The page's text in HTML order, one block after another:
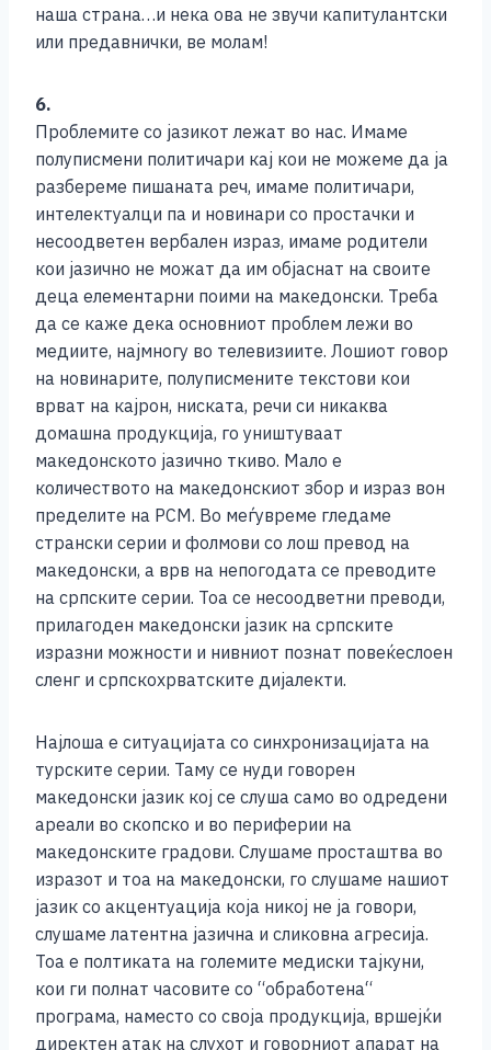
наша страна…и нека ова не звучи капитулантски
или предавнички, ве молам!
6.
Проблемите со јазикот лежат во нас. Имаме
полуписмени политичари кај кои не можеме да ја
разбереме пишаната реч, имаме политичари,
интелектуалци па и новинари со простачки и
несоодветен вербален израз, имаме родители
кои јазично не можат да им објаснат на своите
деца елементарни поими на македонски. Треба
да се каже дека основниот проблем лежи во
медиите, најмногу во телевизиите. Лошиот говор
на новинарите, полуписмените текстови кои
врват на кајрон, ниската, речи си никаква
домашна продукција, го уништуваат
македонското јазично ткиво. Мало е
количеството на македонскиот збор и израз вон
пределите на РСМ. Во меѓувреме гледаме
странски серии и фолмови со лош превод на
македонски, а врв на непогодата се преводите
на српските серии. Тоа се несоодветни преводи,
прилагоден македонски јазик на српските
изразни можности и нивниот познат повеќеслоен
сленг и српскохрватските дијалекти.
Најлоша е ситуацијата со синхронизацијата на
турските серии. Таму се нуди говорен
македонски јазик кој се слуша само во одредени
ареали во скопско и во периферии на
македонските градови. Слушаме просташтва во
изразот и тоа на македонски, го слушаме нашиот
јазик со акцентуација која никој не ја говори,
слушаме латентна јазична и сликовна агресија.
Тоа е полтиката на големите медиски тајкуни,
кои ги полнат часовите со “обработена“
програма, наместо со своја продукција, вршејќи
директен атак на слухот и говорниот апарат на